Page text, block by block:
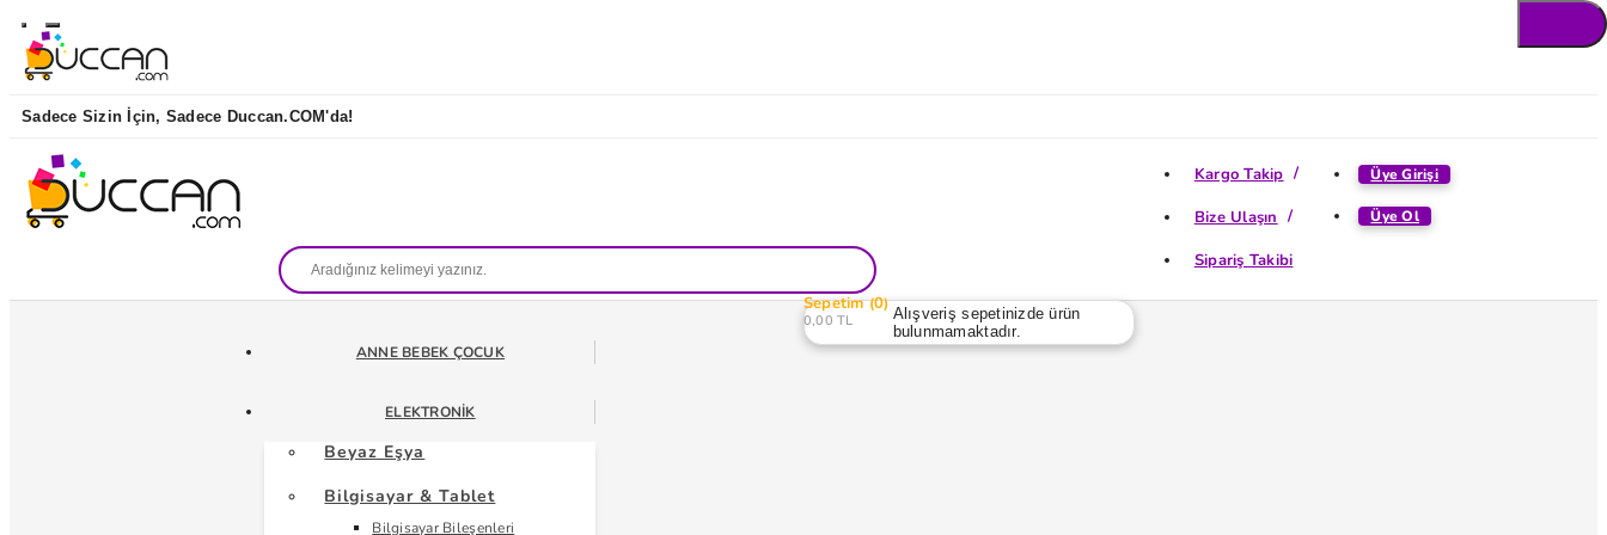
Sadece Sizin İçin, Sadece Duccan.COM'da!
Üye Girişi
Üye Ol
Kargo Takip
Bize Ulaşın
Sipariş Takibi
Sepetim 0
0,00 TL
Alışveriş sepetinizde ürün
bulunmamaktadır.
ANNE BEBEK ÇOCUK
ELEKTRONIK
Beyaz Eşya
Bilgisayar & Tablet
Bilgisayar Bileşenleri